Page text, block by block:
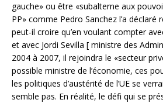
gauche» ou être «subalterne aux
PP» comme Pedro Sanchez l’a déclaré
peut-il croire qu’en voulant compter
et avec Jordi Sevilla [ ministre des
2004 à 2007, il rejoindra le «secteur
possible ministre de l’économie, ces
les politiques d’austérité de l’UE se
semble pas. En réalité, le défi qui se